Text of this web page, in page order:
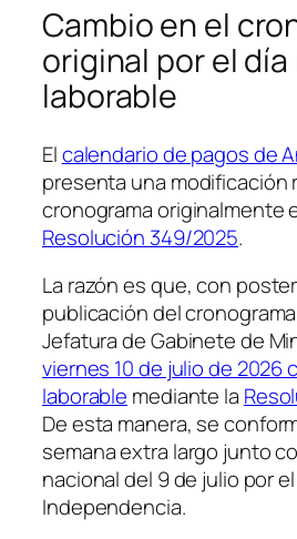
Cambio en el
original por el día
laborable
Elcalendario de pagos de
presenta una modificación
cronograma originalmente
Resolución 349/2025.
La razón es que, con
publicación del
Jefatura de Gabinete de
viernes 10 de julio de 2026
laborable mediante la
De esta manera, se
semana extra largo junto
nacional del 9 de julio por
Independencia.